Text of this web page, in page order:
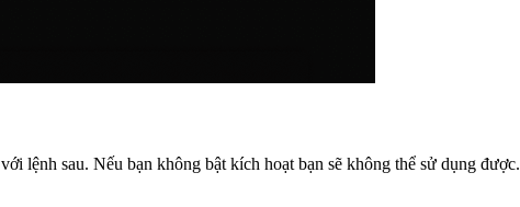
với lệnh sau. Nếu bạn không bật kích hoạt bạn sẽ không thể sử dụng được.